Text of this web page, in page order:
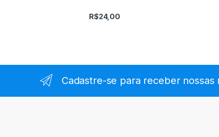
R$24,00
Cadastre-se para receber nossas